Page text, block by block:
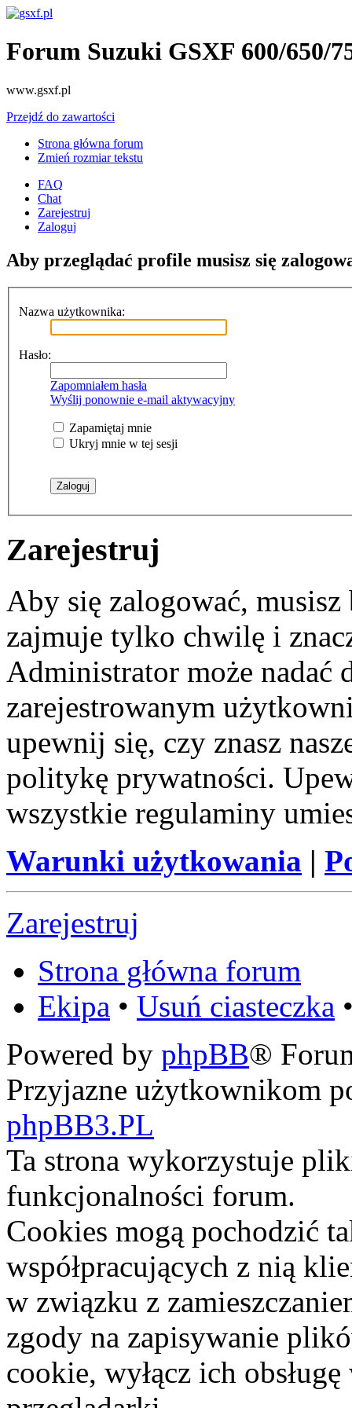
Forum Suzuki GSXF 600/650/
www.gsxf.pl
Przejdź do zawartości
Strona główna forum
Zmień rozmiar tekstu
FAQ
Chat
Zarejestruj
Zaloguj
Aby przeglądać profile musisz się
Nazwa użytkownika:
Hasło:
Zapomniałem hasła
Wyślij ponownie e-mail aktywacyjny
Zapamiętaj mnie
Ukryj mnie w tej sesji
Zarejestruj
Aby się zalogować,
zajmuje tylko chwilę i
Administrator może nadać
zarejestrowanym
upewnij się, czy znasz
politykę prywatności.
wszystkie regulaminy
Warunki użytkowania |
Zarejestruj
Strona główna forum
Ekipa • Usuń ciasteczka
Powered by phpBB®
Przyjazne użytkownikom
phpBB3.PL
Ta strona wykorzystuje
funkcjonalności forum.
Cookies mogą pochodzić
współpracujących z nią
w związku z
zgody na zapisywanie
cookie, wyłącz ich